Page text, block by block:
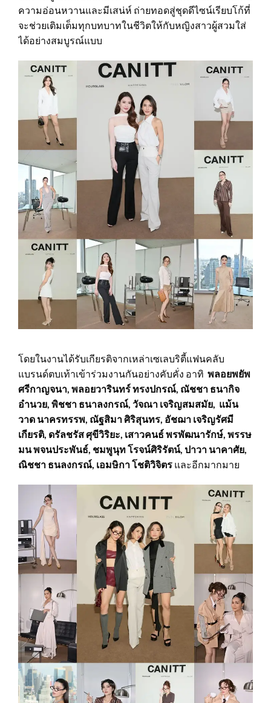
ความอ่อนหวานและมีเสน่ห์ ถ่ายทอดสู่ชุดดีไซน์เรียบโก้ที่
จะช่วยเติมเต็มทุกบทบาทในชีวิตให้กับหญิงสาวผู้สวมใส่
ได้อย่างสมบูรณ์แบบ
โดยในงานได้รับเกียรติจากเหล่าเซเลบริตี้แฟนคลับ
แบรนด์ตบเท้าเข้าร่วมงานกันอย่างคับคั่ง อาทิ พลอยพยัพ
ศรีกาญจนา, พลอยวารินทร์ ทรงปกรณ์, ณัชชา ธนากิจ
อำนวย, พิชชา ธนาลงกรณ์, วัจณา เจริญสมสมัย, แม้น
วาด นาครทรรพ, ณัฐสิมา ศิริสุนทร, อัชฌา เจริญรัศมี
เกียรติ, ดรัลชรัส ศุขีวิริยะ, เสาวคนธ์ พรพัฒนารักษ์, พรรษ
มน พจนประพันธ์, ชมพูนุท โรจน์ศิริรัตน์, ปาวา นาคาศัย,
ณิชชา ธนลงกรณ์, เอมษิกา โชติวิจิตร และอีกมากมาย